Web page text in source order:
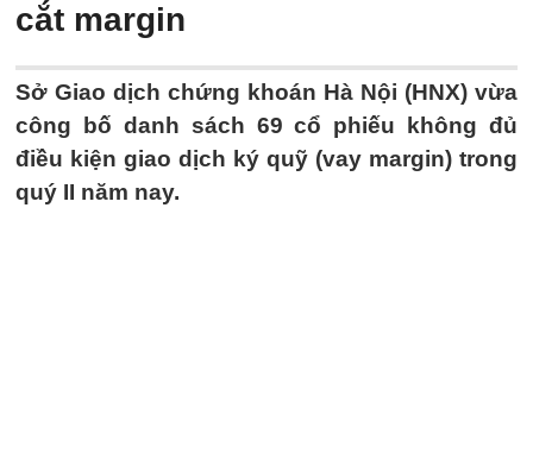
cắt margin
Sở Giao dịch chứng khoán Hà Nội (HNX) vừa
công bố danh sách 69 cổ phiếu không đủ
điều kiện giao dịch ký quỹ (vay margin) trong
quý II năm nay.